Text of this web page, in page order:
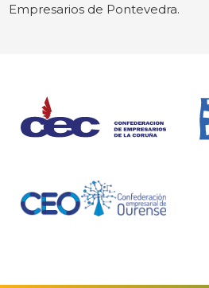
Empresarios de Pontevedra.